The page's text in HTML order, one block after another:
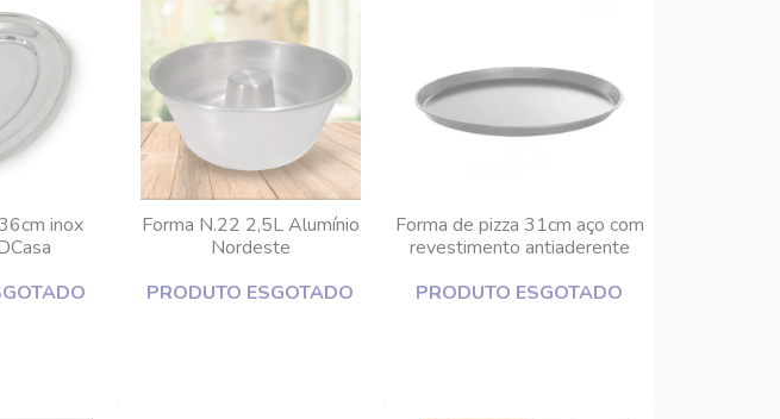
inox
Forma N.22 2,5L Alumínio
Nordeste
PRODUTO ESGOTADO
Forma de pizza 31cm aço com
revestimento antiaderente
PRODUTO ESGOTADO